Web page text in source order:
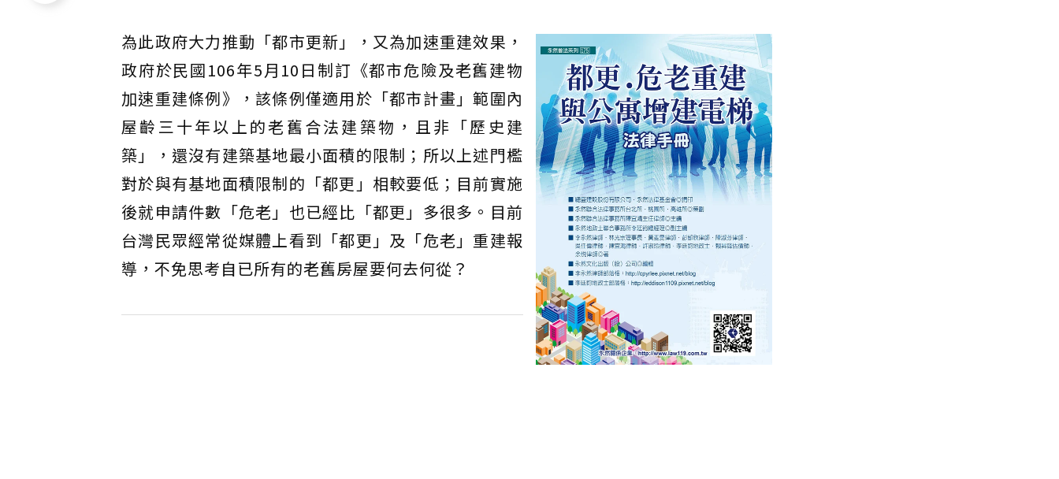
為此政府大力推動「都市更新」，又為加速重建效果，
政府於民國106年5月10日制訂《都市危險及老舊建物
加速重建條例》，該條例僅適用於「都市計畫」範圍內
屋齡三十年以上的老舊合法建築物，且非「歷史建
築」，還沒有建築基地最小面積的限制；所以上述門檻
對於與有基地面積限制的「都更」相較要低；目前實施
後就申請件數「危老」也已經比「都更」多很多。目前
台灣民眾經常從媒體上看到「都更」及「危老」重建報
導，不免思考自已所有的老舊房屋要何去何從？